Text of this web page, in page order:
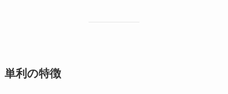
単利の特徴